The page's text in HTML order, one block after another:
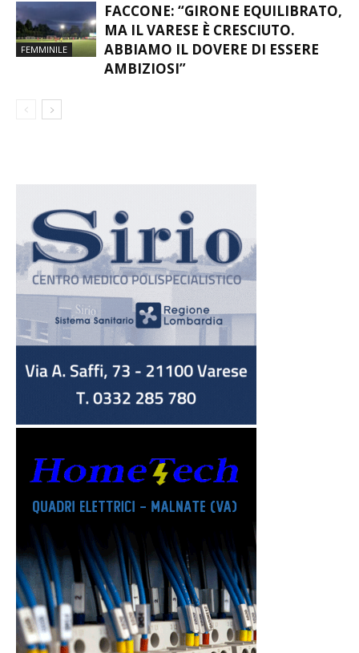
FEMMINILE
FACCONE: “GIRONE EQUILIBRATO,
MA IL VARESE È CRESCIUTO.
ABBIAMO IL DOVERE DI ESSERE
AMBIZIOSI”